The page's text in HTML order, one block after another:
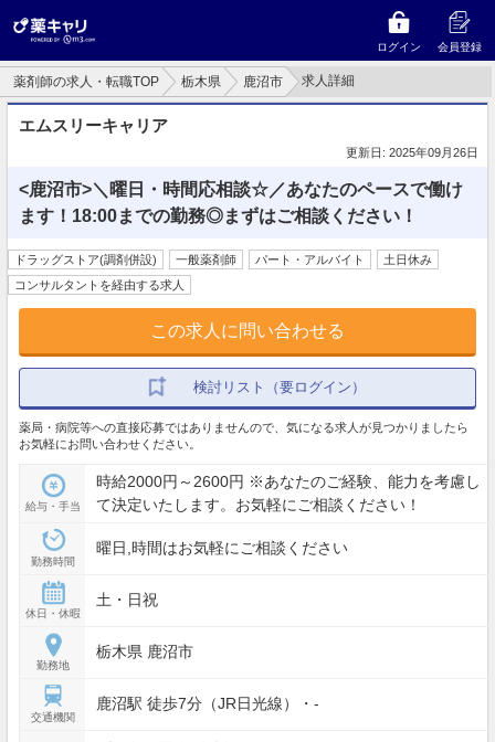
ログイン 会員登録
薬剤師の求人・転職TOP 栃木県 鹿沼市 求人詳細
エムスリーキャリア
更新日: 2025年09月26日
<鹿沼市>＼曜日・時間応相談☆／あなたのペースで働け
ます！18:00までの勤務◎まずはご相談ください！
ドラッグストア(調剤併設) 一般薬剤師 パート・アルバイト
土日休み
コンサルタントを経由する求人
この求人に問い合わせる
検討リスト（要ログイン）
薬局・病院等への直接応募ではありませんので、気になる求人が見つかりましたら
お気軽にお問い合わせください。
給与・手当
時給2000円～2600円 ※あなたのご経験、能力を考慮し
て決定いたします。お気軽にご相談ください！
勤務時間
曜日,時間はお気軽にご相談ください
休日・休暇
土・日祝
勤務地
栃木県 鹿沼市
交通機関
鹿沼駅 徒歩7分（JR日光線）・-